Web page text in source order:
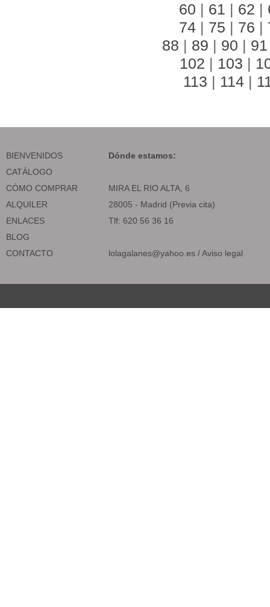
60
61 62
74
75 76
88
89 90 91
102
103
113
114
BIENVENIDOS
CATÁLOGO
CÓMO COMPRAR
ALQUILER
ENLACES
BLOG
CONTACTO
Dónde estamos:
MIRA EL RIO ALTA, 6
28005 - Madrid (Previa cita)
Tlf: 620 56 36 16
lolagalanes@yahoo.es /Aviso legal